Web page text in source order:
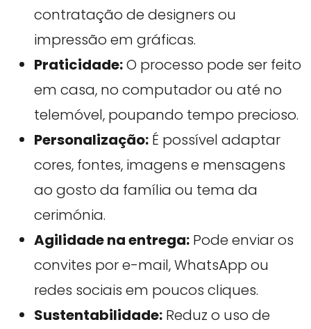
contratação de designers ou
impressão em gráficas.
Praticidade:O processo pode ser feito
em casa, no computador ou até no
telemóvel, poupando tempo precioso.
Personalização:É possível adaptar
cores, fontes, imagens e mensagens
ao gosto da família ou tema da
cerimónia.
Agilidade na entrega:Pode enviar os
convites por e-mail, WhatsApp ou
redes sociais em poucos cliques.
Sustentabilidade:Reduz o uso de